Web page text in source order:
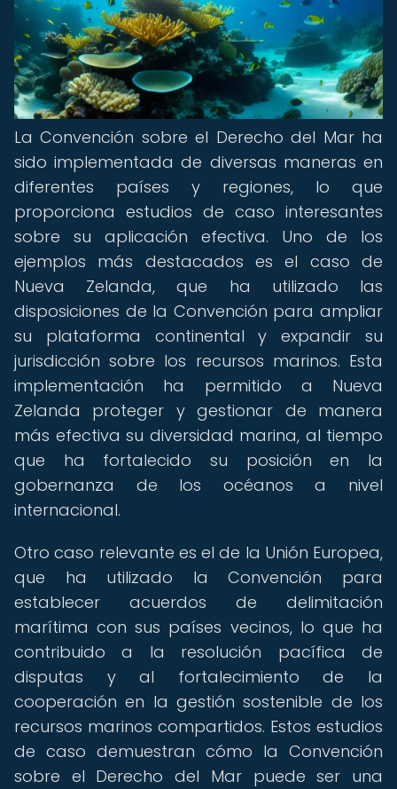
La Convención sobre el Derecho del Mar ha
sido implementada de diversas maneras en
diferentes países y regiones, lo que
proporciona estudios de caso interesantes
sobre su aplicación efectiva. Uno de los
ejemplos más destacados es el caso de
Nueva Zelanda, que ha utilizado las
disposiciones de la Convención para ampliar
su plataforma continental y expandir su
jurisdicción sobre los recursos marinos. Esta
implementación ha permitido a Nueva
Zelanda proteger y gestionar de manera
más efectiva su diversidad marina, al tiempo
que ha fortalecido su posición en la
gobernanza de los océanos a nivel
internacional.
Otro caso relevante es el de la Unión Europea,
que ha utilizado la Convención para
establecer acuerdos de delimitación
marítima con sus países vecinos, lo que ha
contribuido a la resolución pacífica de
disputas y al fortalecimiento de la
cooperación en la gestión sostenible de los
recursos marinos compartidos. Estos estudios
de caso demuestran cómo la Convención
sobre el Derecho del Mar puede ser una